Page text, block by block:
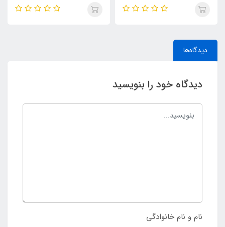
دیدگاه‌ها
دیدگاه خود را بنویسید
نام و نام خانوادگی